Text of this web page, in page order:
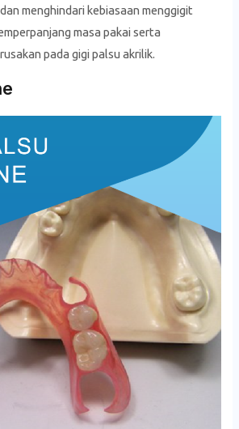
menghindari kebiasaan menggigit
masa pakai serta
pada gigi palsu akrilik.